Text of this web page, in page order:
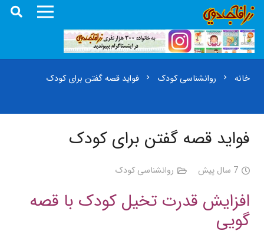
خانه chevron_right روانشناسی کودک chevron_right فواید قصه گفتن برای کودک
فواید قصه گفتن برای کودک
7 سال پیش روانشناسی کودک
افزایش قدرت تخیل کودک با قصه
گویی